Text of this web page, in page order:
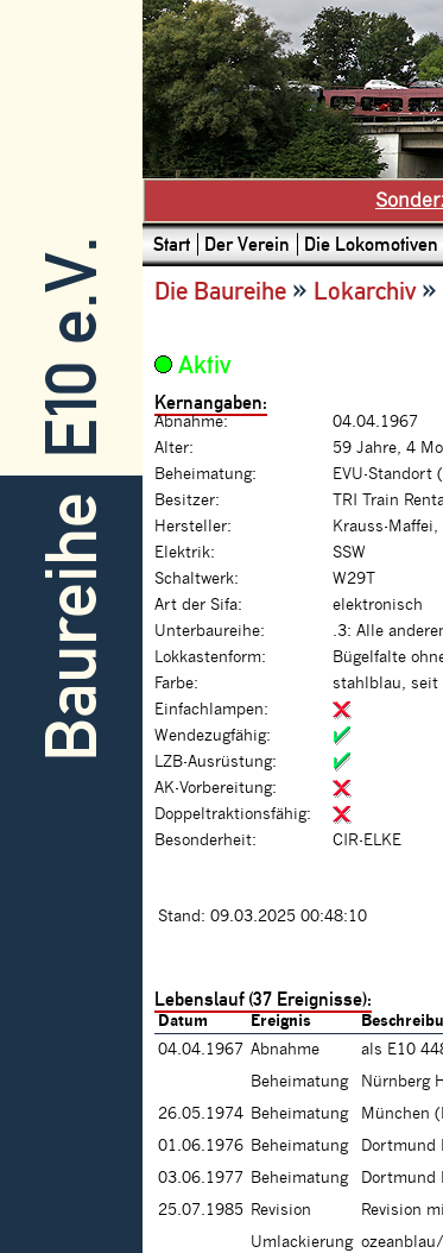
E10 e.V.
Baureihe
Start Der Verein Die Lokomotiven
Die Baureihe » Lokarchiv»
Aktiv
Kernangaben:
Abnahme:
04.04.1967
Alter:
59 Jahre, 4
Beheimatung:
EVU-Standort
Besitzer:
TRI Train
Hersteller:
Krauss-
Elektrik:
SSW
Schaltwerk:
W29T
Art der Sifa:
elektronisch
Unterbaureihe:
.3: Alle
Lokkastenform:
Bügelfalte
Farbe:
stahlblau, seit
Einfachlampen:
Wendezugfähig:
LZB-Ausrüstung:
AK-Vorbereitung:
Doppeltraktionsfähig:
Besonderheit:
CIR-ELKE
Stand: 09.03.2025 00:48:10
Lebenslauf (37 Ereignisse):
Datum Ereignis
04.04.1967 Abnahme
als E10
Beheimatung
Nürnberg
26.05.1974 Beheimatung
München
01.06.1976 Beheimatung
Dortmund
03.06.1977
Beheimatung
Dortmund
25.07.1985 Revision
Revision
Umlackierung